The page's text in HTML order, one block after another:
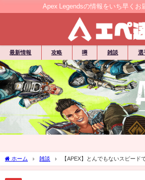
Apex Legendsの情報をいち早くお
最新情報 攻略 噂 雑談 選
ホーム 雑談
【APEX】とんでもないスピード
れるｗｗｗ